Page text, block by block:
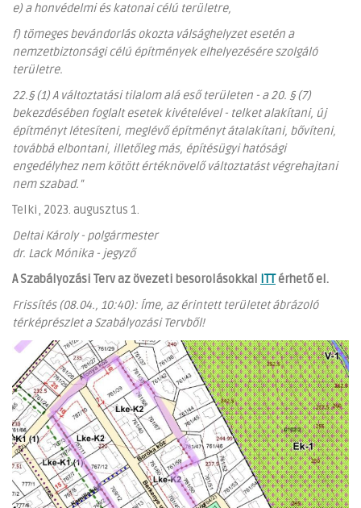
e) a honvédelmi és katonai célú területre,
f) tömeges bevándorlás okozta válsághelyzet esetén a
nemzetbiztonsági célú építmények elhelyezésére szolgáló
területre.
22.§ (1) A változtatási tilalom alá eső területen - a 20. § (7)
bekezdésében foglalt esetek kivételével - telket alakítani, új
építményt létesíteni, meglévő építményt átalakítani, bővíteni,
továbbá elbontani, illetőleg más, építésügyi hatósági
engedélyhez nem kötött értéknövelő változtatást végrehajtani
nem szabad."
Telki, 2023. augusztus 1.
Deltai Károly - polgármester
dr. Lack Mónika - jegyző
A Szabályozási Terv az övezeti besorolásokkal
ITTérhető el.
Frissítés (08.04., 10:40): Íme, az érintett területet ábrázoló
térképrészlet a Szabályozási Tervből!